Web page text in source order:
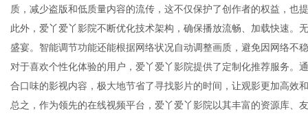
质，减少盗版和低质量内容的流传，这不仅保护了创作者的权益，也
此外，爱丫爱丫影院不断优化技术架构，确保播放流畅、加载快速。
盛宴。智能调节功能还能根据网络状况自动调整画质，避免因网络不
对于喜欢个性化体验的用户，爱丫爱丫影院提供了定制化推荐服务。
合口味的影视内容，极大地节省了寻找影片的时间，让观影更加高效
总之，作为领先的在线视频平台，爱丫爱丫影院以其丰富的资源库、